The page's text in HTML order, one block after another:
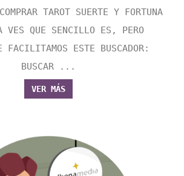
TAROT SUERTE Y FORTUNA
VES QUE SENCILLO ES, PERO
FACILITAMOS ESTE BUSCADOR:
BUSCAR ...
VER MÁS